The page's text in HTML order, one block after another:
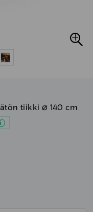
tiikki ⌀ 140 cm